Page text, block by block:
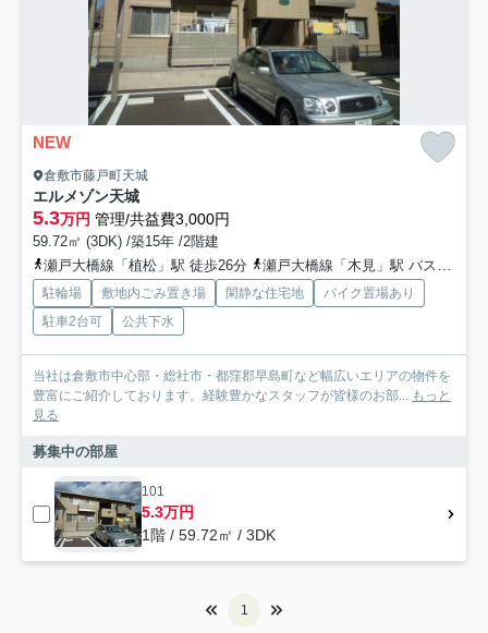
NEW
倉敷市藤戸町天城
エルメゾン天城
5.3万円 管理/共益費3,000円
59.72㎡ (3DK) /築15年 /2階建
瀬戸大橋線「植松」駅 徒歩26分
瀬戸大橋線「木見」駅 バス7分 下電バス「天城中学高校南入口」 停歩7分
駐輪場 敷地内ごみ置き場 閑静な住宅地
バイク置場あり
駐車2台可
公共下水
当社は倉敷市中心部・総社市・都窪郡早島町など幅広いエリアの物件を
豊富にご紹介しております。経験豊かなスタッフが皆様のお部... もっと
見る
募集中の部屋
101
5.3万円
1階 / 59.72㎡ / 3DK
1